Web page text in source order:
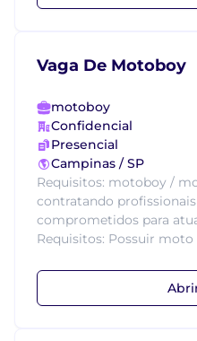
Vaga De Motoboy
motoboy
Confidencial
Presencial
Campinas / SP
Requisitos: motoboy /
contratando
comprometidos para
Requisitos: Possuir moto